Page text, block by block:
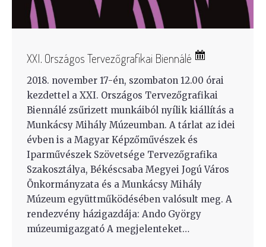
XXI. Országos Tervezőgrafikai Biennálé
2018. november 17-én, szombaton 12.00 órai
kezdettel a XXI. Országos Tervezőgrafikai
Biennálé zsűrizett munkáiból nyílik kiállítás a
Munkácsy Mihály Múzeumban. A tárlat az idei
évben is a Magyar Képzőművészek és
Iparművészek Szövetsége Tervezőgrafika
Szakosztálya, Békéscsaba Megyei Jogú Város
Önkormányzata és a Munkácsy Mihály
Múzeum együttműködésében valósult meg. A
rendezvény házigazdája: Ando György
múzeumigazgató A megjelenteket…